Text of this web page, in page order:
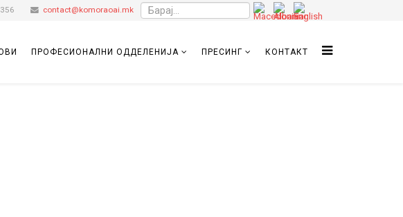
contact@komoraoai.mk
ПРОФЕСИОНАЛНИ ОДДЕЛЕНИЈА ПРЕСИНГ КОНТАКТ